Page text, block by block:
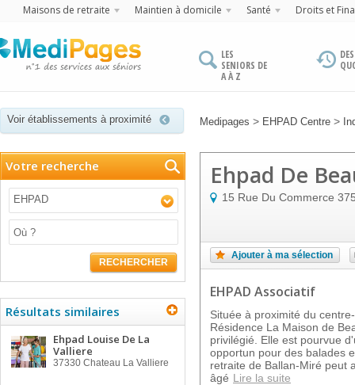
Maisons de retraite Maintien à domicile Santé Droits et
LES
SENIORS DE
A À Z
Voir établissements à proximité Medipages > EHPAD Centre >
Votre recherche
EHPAD
RECHERCHER
Résultats similaires
Ehpad Louise De La
Valliere
37330 Chateau La Valliere
Ehpad De
15 Rue Du Commerce
Ajouter à ma sélection
EHPAD Associatif
Située à proximité du
Résidence La Maison de
privilégié. Elle est pourvue
opportun pour des balades
retraite de Ballan-Miré peut
âgé Lire la suite